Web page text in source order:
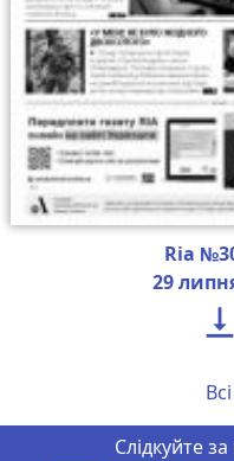
Ria
29

Слідкуйте